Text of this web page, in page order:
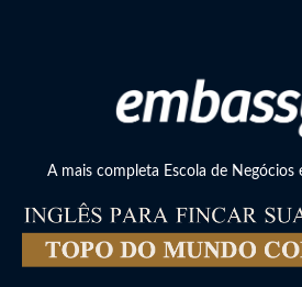
A mais completa Escola de Negócios